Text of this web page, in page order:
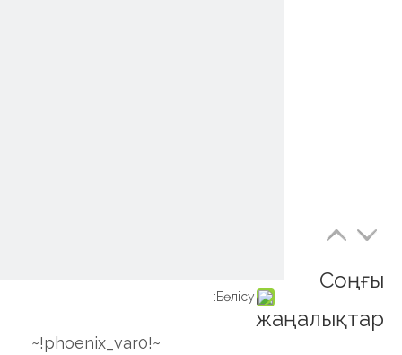
Бөлісу:
~!phoenix_var0!~
Соңғы
жаңалықтар